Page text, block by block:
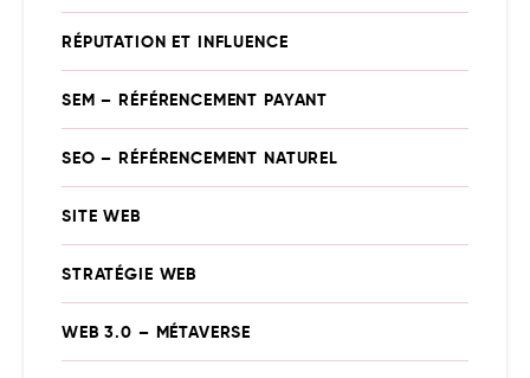
RÉPUTATION ET INFLUENCE
SEM – RÉFÉRENCEMENT PAYANT
SEO – RÉFÉRENCEMENT NATUREL
SITE WEB
STRATÉGIE WEB
WEB 3.0 – MÉTAVERSE